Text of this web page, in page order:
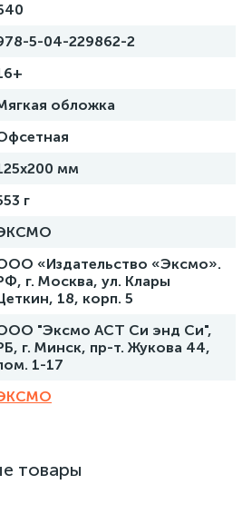
5-04-229862-2
обложка
мм
г
«Издательство «Эксмо».
г. Москва, ул. Клары
18, корп. 5
"Эксмо АСТ Си энд Си",
г. Минск, пр-т. Жукова 44,
1-17
товары